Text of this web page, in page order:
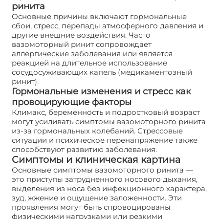
ринита
Основные причины включают гормональные
сбои, стресс, перепады атмосферного давления и
другие внешние воздействия. Часто
вазомоторный ринит сопровождает
аллергические заболевания или является
реакцией на длительное использование
сосудосуживающих капель (медикаментозный
ринит).
Гормональные изменения и стресс как
провоцирующие факторы
Климакс, беременность и подростковый возраст
могут усиливать симптомы вазомоторного ринита
из-за гормональных колебаний. Стрессовые
ситуации и психическое перенапряжение также
способствуют развитию заболевания.
Симптомы и клиническая картина
Основные симптомы вазомоторного ринита —
это приступы затрудненного носового дыхания,
выделения из носа без инфекционного характера,
зуд, жжение и ощущение заложенности. Эти
проявления могут быть спровоцированы
физическими нагрузками или резкими